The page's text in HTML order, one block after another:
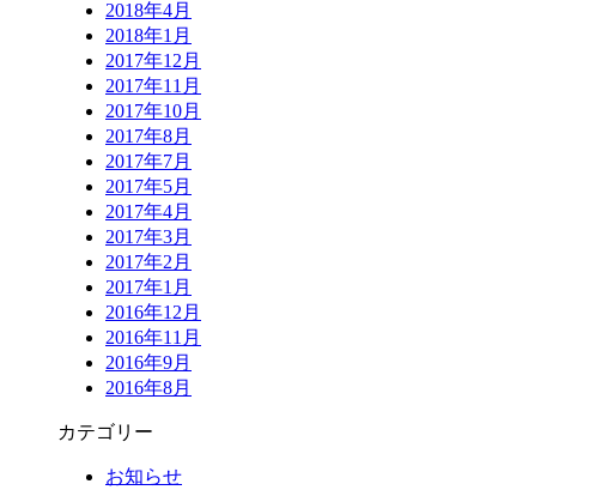
2018年4月
2018年1月
2017年12月
2017年11月
2017年10月
2017年8月
2017年7月
2017年5月
2017年4月
2017年3月
2017年2月
2017年1月
2016年12月
2016年11月
2016年9月
2016年8月
カテゴリー
お知らせ